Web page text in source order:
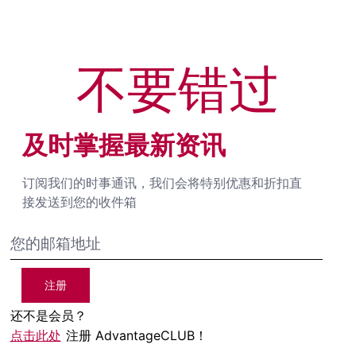
及时掌握最新资讯
订阅我们的时事通讯，我们会将特别优惠和折扣直
接发送到您的收件箱
注册
还不是会员？
点击此处 注册 AdvantageCLUB！
不要错过